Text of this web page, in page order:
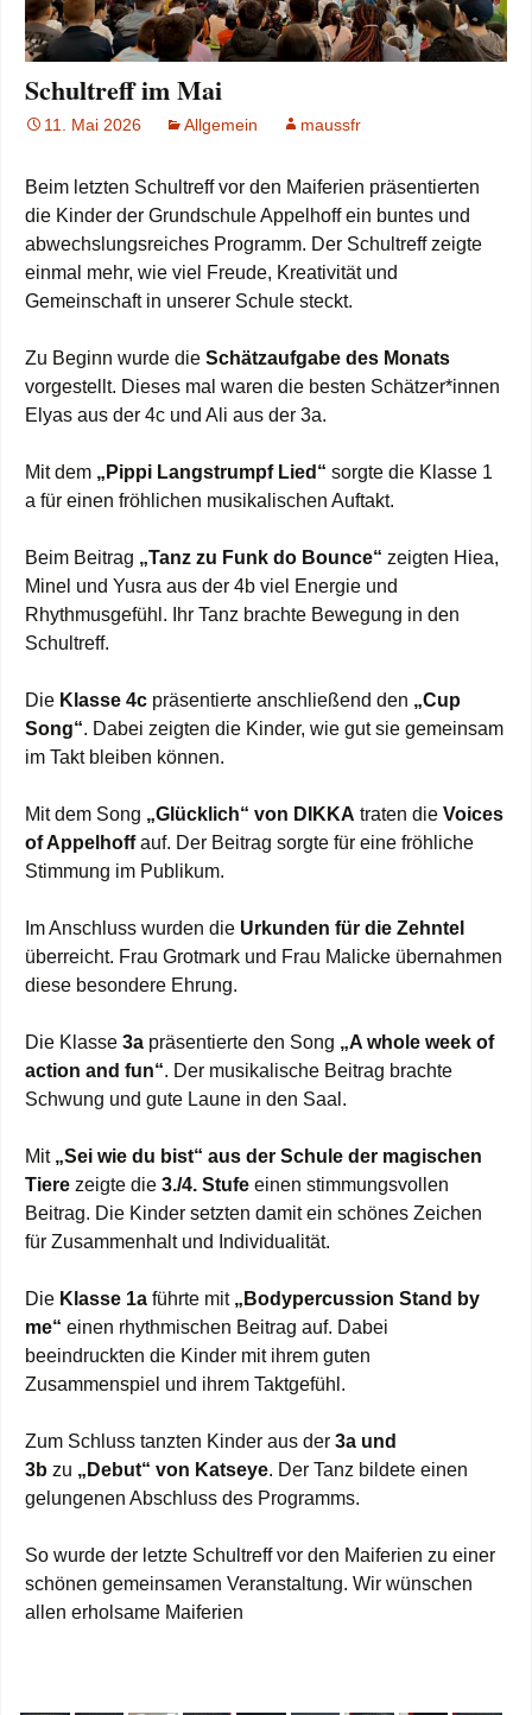
Schultreff im Mai
11. Mai 2026 Allgemein maussfr
Beim letzten Schultreff vor den Maiferien präsentierten
die Kinder der Grundschule Appelhoff ein buntes und
abwechslungsreiches Programm. Der Schultreff zeigte
einmal mehr, wie viel Freude, Kreativität und
Gemeinschaft in unserer Schule steckt.
Zu Beginn wurde die Schätzaufgabe des Monats
vorgestellt. Dieses mal waren die besten Schätzer*innen
Elyas aus der 4c und Ali aus der 3a.
Mit dem „Pippi Langstrumpf Lied“ sorgte die Klasse 1
a für einen fröhlichen musikalischen Auftakt.
Beim Beitrag „Tanz zu Funk do Bounce“ zeigten Hiea,
Minel und Yusra aus der 4b viel Energie und
Rhythmusgefühl. Ihr Tanz brachte Bewegung in den
Schultreff.
Die Klasse 4c präsentierte anschließend den „Cup
Song“. Dabei zeigten die Kinder, wie gut sie gemeinsam
im Takt bleiben können.
Mit dem Song „Glücklich“ von DIKKA traten die Voices
of Appelhoffauf. Der Beitrag sorgte für eine fröhliche
Stimmung im Publikum.
Im Anschluss wurden die Urkunden für die Zehntel
überreicht. Frau Grotmark und Frau Malicke übernahmen
diese besondere Ehrung.
Die Klasse 3a präsentierte den Song „A whole week of
action and fun“. Der musikalische Beitrag brachte
Schwung und gute Laune in den Saal.
Mit „Sei wie du bist“ aus der Schule der magischen
Tiere zeigte die 3./4. Stufe einen stimmungsvollen
Beitrag. Die Kinder setzten damit ein schönes Zeichen
für Zusammenhalt und Individualität.
Die Klasse 1a führte mit „Bodypercussion Stand by
me“ einen rhythmischen Beitrag auf. Dabei
beeindruckten die Kinder mit ihrem guten
Zusammenspiel und ihrem Taktgefühl.
Zum Schluss tanzten Kinder aus der 3a und
3b zu „Debut“ von Katseye. Der Tanz bildete einen
gelungenen Abschluss des Programms.
So wurde der letzte Schultreff vor den Maiferien zu einer
schönen gemeinsamen Veranstaltung. Wir wünschen
allen erholsame Maiferien